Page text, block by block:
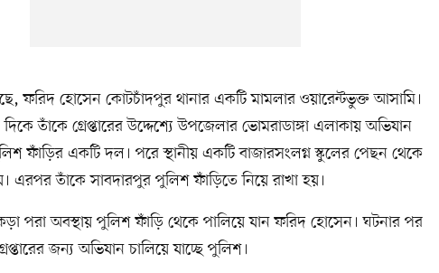
ফরিদ হোসেন কোটচাঁদপুর থানার একটি মামলার ওয়ারেন্টভুক্ত আসামি।
তাঁকে গ্রেপ্তারের উদ্দেশ্যে উপজেলার ভোমরাডাঙ্গা এলাকায় অভিযান
ফাঁড়ির একটি দল। পরে স্থানীয় একটি বাজারসংলগ্ন স্কুলের পেছন থেকে
এরপর তাঁকে সাবদারপুর পুলিশ ফাঁড়িতে নিয়ে রাখা হয়।
পরা অবস্থায় পুলিশ ফাঁড়ি থেকে পালিয়ে যান ফরিদ হোসেন। ঘটনার পর
জন্য অভিযান চালিয়ে যাচ্ছে পুলিশ।